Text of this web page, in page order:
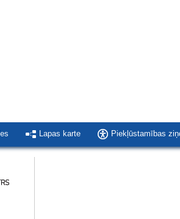
Lapas karte Piekļūstamības